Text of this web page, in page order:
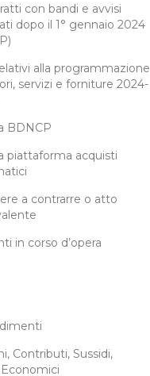
con bandi e avvisi
dopo il 1° gennaio 2024
alla programmazione
servizi e forniture 2024-
BDNCP
piattaforma acquisti
a contrarre o atto
in corso d’opera
Contributi, Sussidi,